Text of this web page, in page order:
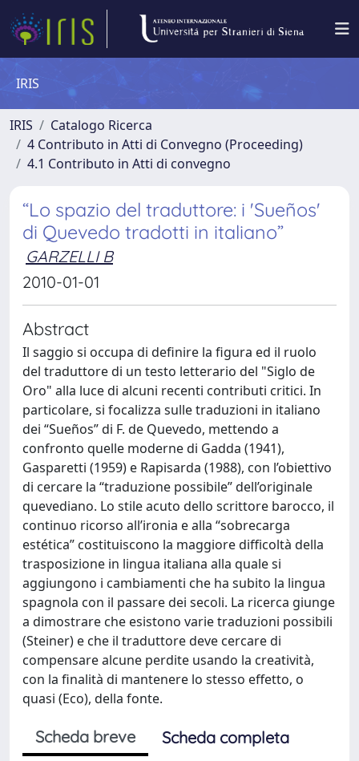
IRIS
IRIS
Catalogo Ricerca
4 Contributo in Atti di Convegno (Proceeding)
4.1 Contributo in Atti di convegno
“Lo spazio del traduttore: i 'Sueños'
di Quevedo tradotti in italiano”
GARZELLI B
2010-01-01
Abstract
Il saggio si occupa di definire la figura ed il ruolo
del traduttore di un testo letterario del "Siglo de
Oro" alla luce di alcuni recenti contributi critici. In
particolare, si focalizza sulle traduzioni in italiano
dei “Sueños” di F. de Quevedo, mettendo a
confronto quelle moderne di Gadda (1941),
Gasparetti (1959) e Rapisarda (1988), con l’obiettivo
di cercare la “traduzione possibile” dell’originale
quevediano. Lo stile acuto dello scrittore barocco, il
continuo ricorso all’ironia e alla “sobrecarga
estética” costituiscono la maggiore difficoltà della
trasposizione in lingua italiana alla quale si
aggiungono i cambiamenti che ha subito la lingua
spagnola con il passare dei secoli. La ricerca giunge
a dimostrare che esistono varie traduzioni possibili
(Steiner) e che il traduttore deve cercare di
compensare alcune perdite usando la creatività,
con la finalità di mantenere lo stesso effetto, o
quasi (Eco), della fonte.
Scheda breve
Scheda completa